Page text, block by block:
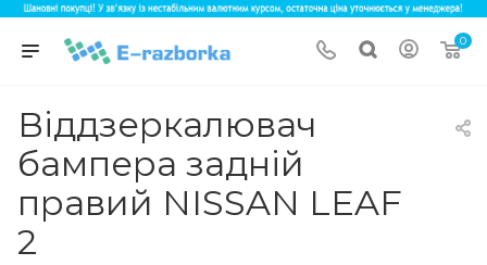
0
Віддзеркалювач
бампера задній
правий NISSAN LEAF
2